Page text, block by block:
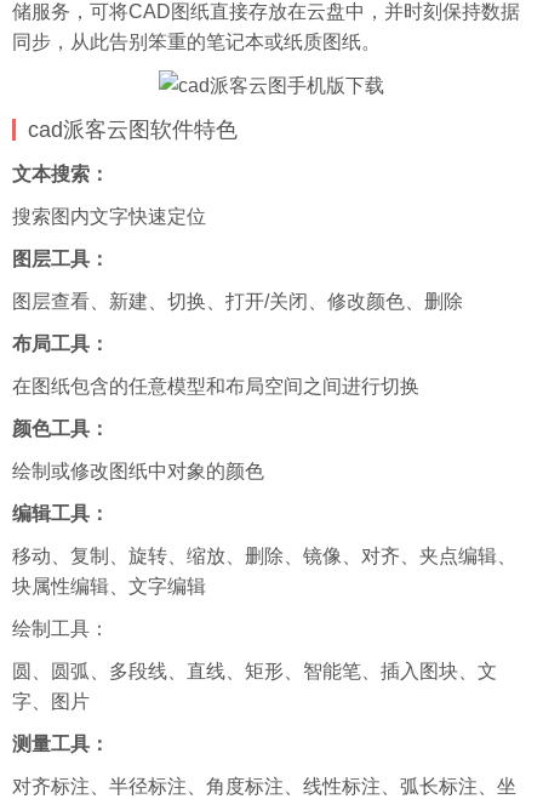
储服务，可将CAD图纸直接存放在云盘中，并时刻保持数据
同步，从此告别笨重的笔记本或纸质图纸。
cad派客云图软件特色
文本搜索：
搜索图内文字快速定位
图层工具：
图层查看、新建、切换、打开/关闭、修改颜色、删除
布局工具：
在图纸包含的任意模型和布局空间之间进行切换
颜色工具：
绘制或修改图纸中对象的颜色
编辑工具：
移动、复制、旋转、缩放、删除、镜像、对齐、夹点编辑、
块属性编辑、文字编辑
绘制工具：
圆、圆弧、多段线、直线、矩形、智能笔、插入图块、文
字、图片
测量工具：
对齐标注、半径标注、角度标注、线性标注、弧长标注、坐